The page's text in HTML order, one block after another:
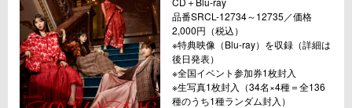
品番SRCL-12734～12735／価格
2,000円（税込）
※特典映像（Blu-ray）を収録（詳細は
後日発表）
※全国イベント参加券1枚封入
※生写真1枚封入（34名×4種＝全136
種のうち1種ランダム封入）